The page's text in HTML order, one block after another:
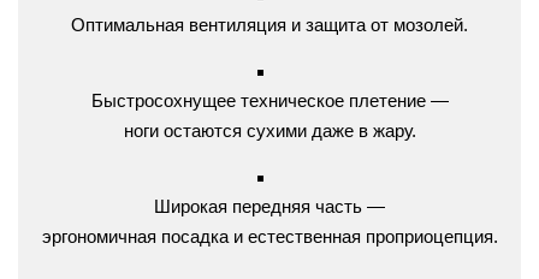
Оптимальная вентиляция и защита от мозолей.
Быстросохнущее техническое плетение —
ноги остаются сухими даже в жару.
Широкая передняя часть —
эргономичная посадка и естественная проприоцепция.